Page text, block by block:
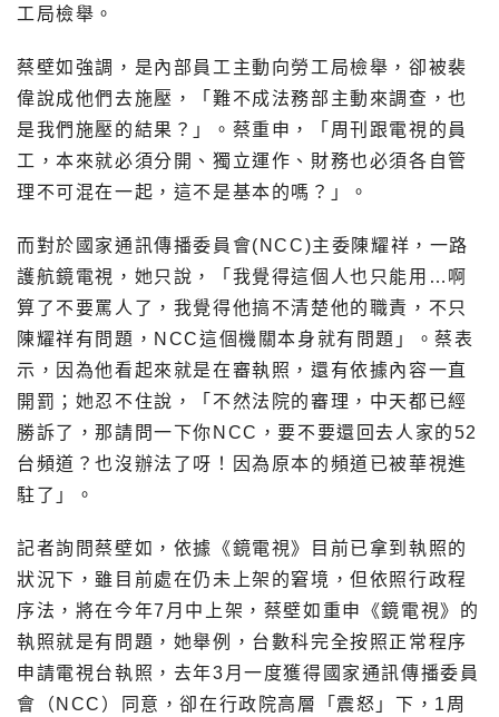
工局檢舉。
蔡壁如強調，是內部員工主動向勞工局檢舉，卻被裴
偉說成他們去施壓，「難不成法務部主動來調查，也
是我們施壓的結果？」。蔡重申，「周刊跟電視的員
工，本來就必須分開、獨立運作、財務也必須各自管
理不可混在一起，這不是基本的嗎？」。
而對於國家通訊傳播委員會(NCC)主委陳耀祥，一路
護航鏡電視，她只說，「我覺得這個人也只能用…啊
算了不要罵人了，我覺得他搞不清楚他的職責，不只
陳耀祥有問題，NCC這個機關本身就有問題」。蔡表
示，因為他看起來就是在審執照，還有依據內容一直
開罰；她忍不住說，「不然法院的審理，中天都已經
勝訴了，那請問一下你NCC，要不要還回去人家的52
台頻道？也沒辦法了呀！因為原本的頻道已被華視進
駐了」。
記者詢問蔡壁如，依據《鏡電視》目前已拿到執照的
狀況下，雖目前處在仍未上架的窘境，但依照行政程
序法，將在今年7月中上架，蔡壁如重申《鏡電視》的
執照就是有問題，她舉例，台數科完全按照正常程序
申請電視台執照，去年3月一度獲得國家通訊傳播委員
會（NCC）同意，卻在行政院高層「震怒」下，1周